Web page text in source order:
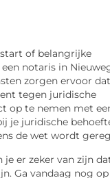
of belangrijke
notaris in
zorgen ervoor
tegen juridische
op te nemen met
je juridische
de wet wordt
er zeker van zijn
Ga vandaag nog